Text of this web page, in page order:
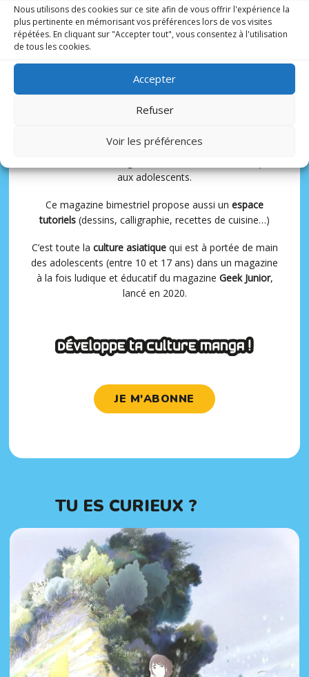
Nous utilisons des cookies sur ce site afin de vous offrir l'expérience la
plus pertinente en mémorisant vos préférences lors de vos visites
répétées. En cliquant sur "Accepter tout", vous consentez à l'utilisation
de tous les cookies.
Accepter
Refuser
Voir les préférences
le premiermagazine manga
pour les ados !
6 N° PAR AN
Matthieu Pinon, Otaku Manga présente
aux adolescents.
Ce magazine bimestriel propose aussi un espace
tutoriels (dessins, calligraphie, recettes de cuisine…)
C’est toute la culture asiatiquequi est à portée de main
des adolescents (entre 10 et 17 ans) dans un magazine
à la fois ludique et éducatif du magazine Geek Junior,
lancé en 2020.
JE M'ABONNE
TU ES CURIEUX ?